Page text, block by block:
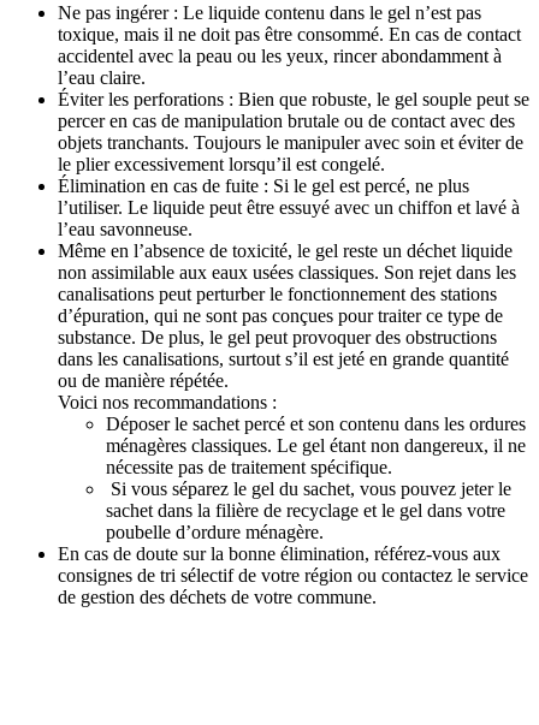
Ne pas ingérer : Le liquide contenu dans le gel n’est pas
toxique, mais il ne doit pas être consommé. En cas de contact
accidentel avec la peau ou les yeux, rincer abondamment à
l’eau claire.
Éviter les perforations : Bien que robuste, le gel souple peut se
percer en cas de manipulation brutale ou de contact avec des
objets tranchants. Toujours le manipuler avec soin et éviter de
le plier excessivement lorsqu’il est congelé.
Élimination en cas de fuite : Si le gel est percé, ne plus
l’utiliser. Le liquide peut être essuyé avec un chiffon et lavé à
l’eau savonneuse.
Même en l’absence de toxicité, le gel reste un déchet liquide
non assimilable aux eaux usées classiques. Son rejet dans les
canalisations peut perturber le fonctionnement des stations
d’épuration, qui ne sont pas conçues pour traiter ce type de
substance. De plus, le gel peut provoquer des obstructions
dans les canalisations, surtout s’il est jeté en grande quantité
ou de manière répétée.
Voici nos recommandations :
Déposer le sachet percé et son contenu dans les ordures
ménagères classiques. Le gel étant non dangereux, il ne
nécessite pas de traitement spécifique.
Si vous séparez le gel du sachet, vous pouvez jeter le
sachet dans la filière de recyclage et le gel dans votre
poubelle d’ordure ménagère.
En cas de doute sur la bonne élimination, référez-vous aux
consignes de tri sélectif de votre région ou contactez le service
de gestion des déchets de votre commune.